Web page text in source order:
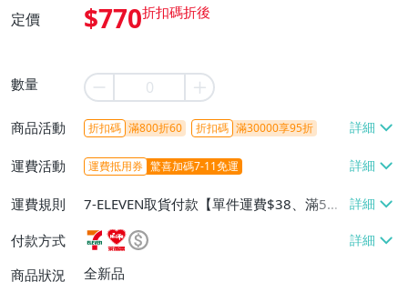
定價 $770
數量
商品活動 折扣碼 滿800折60 折扣碼 滿30000享95折
運費活動 運費抵用券 驚喜加碼7-11免運
運費規則
7-ELEVEN取貨付款【單件運費$38、滿5件
或消費滿$1298免運費】、7-ELEVEN取貨
不付款【免運費】、萊爾富取貨付款【單件
運費$60、滿5件或消費滿$1298免運
付款方式
商品狀況
全新品